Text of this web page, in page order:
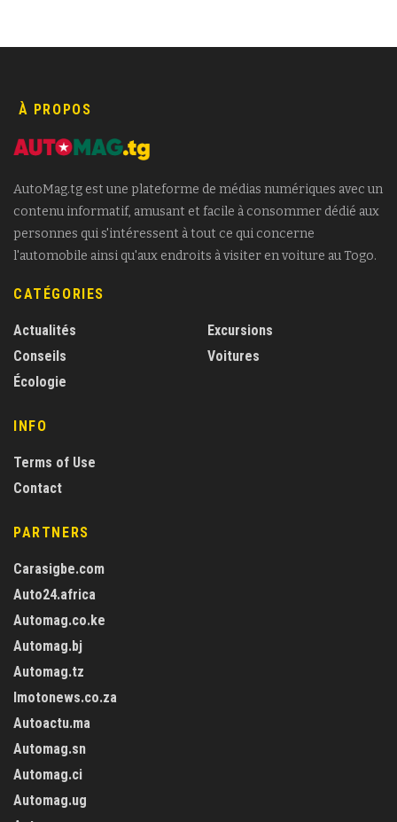
À PROPOS
AutoMag.tg est une plateforme de médias numériques avec un
contenu informatif, amusant et facile à consommer dédié aux
personnes qui s'intéressent à tout ce qui concerne
l'automobile ainsi qu'aux endroits à visiter en voiture au Togo.
CATÉGORIES
Actualités
Conseils
Écologie
Excursions
Voitures
INFO
Terms of Use
Contact
PARTNERS
Carasigbe.com
Auto24.africa
Automag.co.ke
Automag.bj
Automag.tz
Imotonews.co.za
Autoactu.ma
Automag.sn
Automag.ci
Automag.ug